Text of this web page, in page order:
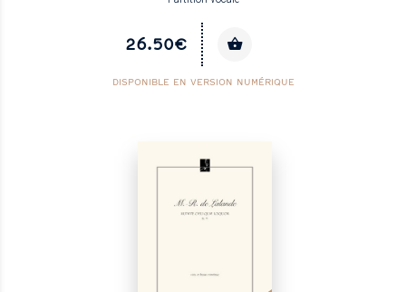
26.50€
DISPONIBLE EN VERSION NUMÉRIQUE